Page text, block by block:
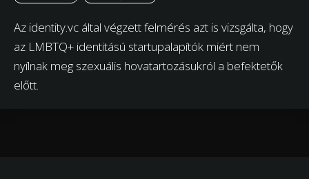
Az identity.vc által végzett felmérés azt is vizsgálta, hogy
az LMBTQ+ identitású startupalapítók miért nem
nyílnak meg szexuális hovatartozásukról a befektetők
előtt.